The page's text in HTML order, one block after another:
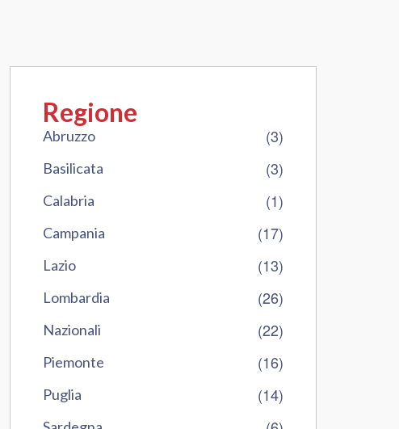
Regione
Abruzzo (3)
Basilicata (3)
Calabria (1)
Campania (17)
Lazio (13)
Lombardia (26)
Nazionali (22)
Piemonte (16)
Puglia (14)